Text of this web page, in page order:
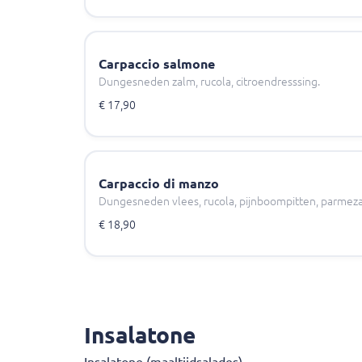
Carpaccio salmone
Dungesneden zalm, rucola, citroendresssing.
€ 17,90
Carpaccio di manzo
Dungesneden vlees, rucola, pijnboompitten,
€ 18,90
Insalatone